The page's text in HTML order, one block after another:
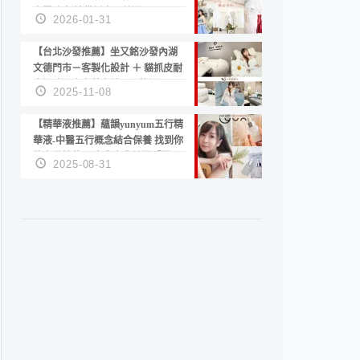
套服務 新娘備婚省心首選！
2026-01-31
【台北沙發推薦】坐又銘沙發內湖
文德門市－客製化設計 ＋ 貓抓皮耐
磨好清潔｜直營直銷、價格透明
高CP值打造夢想居家風格
2025-11-08
【精華液推薦】蘊韻yunyum五行精
華液-中醫五行概念結合保養 找到你
的專屬精華！ 水㊀土㊀就選「潤・
賦精華」維持肌膚剛剛好的平衡
2025-08-31